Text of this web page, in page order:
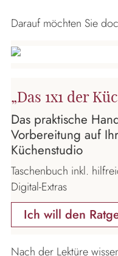
Darauf möchten Sie
„Das 1x1 der
Das praktische
Vorbereitung auf
Küchenstudio
Taschenbuch inkl.
Digital-Extras
Ich will den
Nach der Lektüre